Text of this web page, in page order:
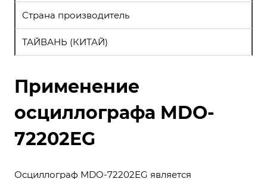
Страна производитель
ТАЙВАНЬ (КИТАЙ)
Применение
осциллографа MDO-
72202EG
Осциллограф MDO-72202EG является